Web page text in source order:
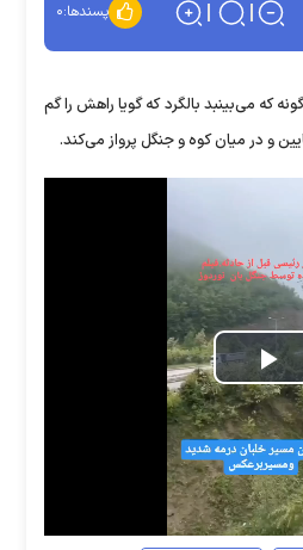
پسندها:۰
که می‌بینبد بالگرد که گویا راهش را گم
و در میان کوه و جنگل پرواز می‌کند.